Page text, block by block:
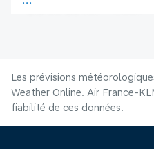
Durée du vol
Les prévisions
Weather Online. Air France-
fiabilité de ces données.